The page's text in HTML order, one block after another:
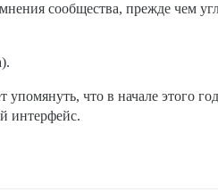
сообщества, прежде чем
что в начале этого
интерфейс.